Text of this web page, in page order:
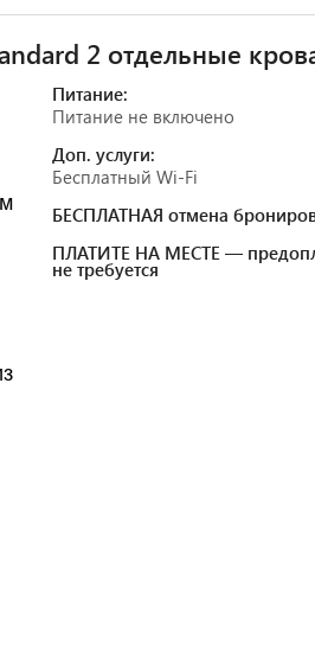
2 отдельные
Питание:
Питание не включено
Доп. услуги:
Бесплатный Wi-Fi
БЕСПЛАТНАЯ отмена
ПЛАТИТЕ НА МЕСТЕ —
не требуется